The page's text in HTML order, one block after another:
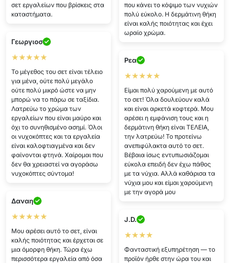
σετ εργαλείων που βρίσκεις στα
καταστήματα.
που κάνει το κόψιμο των νυχιών
πολύ εύκολο. Η δερμάτινη θήκη
είναι καλής ποιότητας και έχει
ωραίο χρώμα.
Γεωργιοσ
★★★★★
Το μέγεθος του σετ είναι τέλειο
για μένα, ούτε πολύ μεγάλο
ούτε πολύ μικρό ώστε να μην
μπορώ να το πάρω σε ταξίδια.
Λατρεύω το χρώμα των
εργαλείων που είναι μαύρο και
όχι το συνηθισμένο ασημί. Όλοι
οι νυχοκόπτες και τα εργαλεία
είναι καλοφτιαγμένα και δεν
φαίνονται φτηνά. Χαίρομαι που
δεν θα χρειαστεί να αγοράσω
νυχοκόπτες σύντομα!
Ρεα
★★★★★
Είμαι πολύ χαρούμενη με αυτό
το σετ! Όλα δουλεύουν καλά
και είναι αρκετά κοφτερά. Μου
αρέσει η εμφάνιση τους και η
δερμάτινη θήκη είναι ΤΕΛΕΙΑ,
την λατρεύω! Το προτείνω
ανεπιφύλακτα αυτό το σετ.
Βέβαια ίσως εντυπωσιάζομαι
εύκολα επειδή δεν έχω πάθος
με τα νύχια. Αλλά καθάρισα τα
νύχια μου και είμαι χαρούμενη
με την αγορά μου
Δαναη
★★★★★
Μου αρέσει αυτό το σετ, είναι
καλής ποιότητας και έρχεται σε
μια όμορφη θήκη. Τώρα έχω
περισσότερα εργαλεία από όσα
J.D.
★★★★
Φανταστική εξυπηρέτηση — το
προϊόν ήρθε στην ώρα του και